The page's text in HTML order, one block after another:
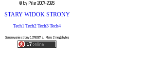
© by Pilar 2007-2026
STARY WIDOK STRONY
Tech1 Tech2Tech3Tech4
Generowanie strony 0.378587 s. | Mem: 2 megabytes